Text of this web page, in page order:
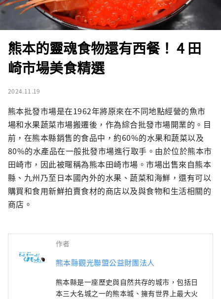
熊本的靈魂食物還有西餐！ 4 田
崎市場美食精選
2024.11.19
熊本批發市場是在1962年將原來在不同地點經營的魚市
場和水果蔬菜市場搬遷後，作為綜合批發市場開業的。目
前，在熊本縣銷售的食品中，約60%的水果和蔬菜以及
80%的水產品在一般批發市場進行取手。由於位於熊本市
田崎市，因此被暱稱為熊本田崎市場。市場出售來自熊本
縣、九州乃至日本國內外的水果、蔬菜和海鮮，還有可以
購買和食用新鮮拍賣食材的商店以及與食物和生活相關的
商店。
作者
熊本縣觀光聯盟公益財團法人
熊本縣是一座歷史與自然共存的城市，包括日
本三大名城之一的熊本城、擁有世界上最大火